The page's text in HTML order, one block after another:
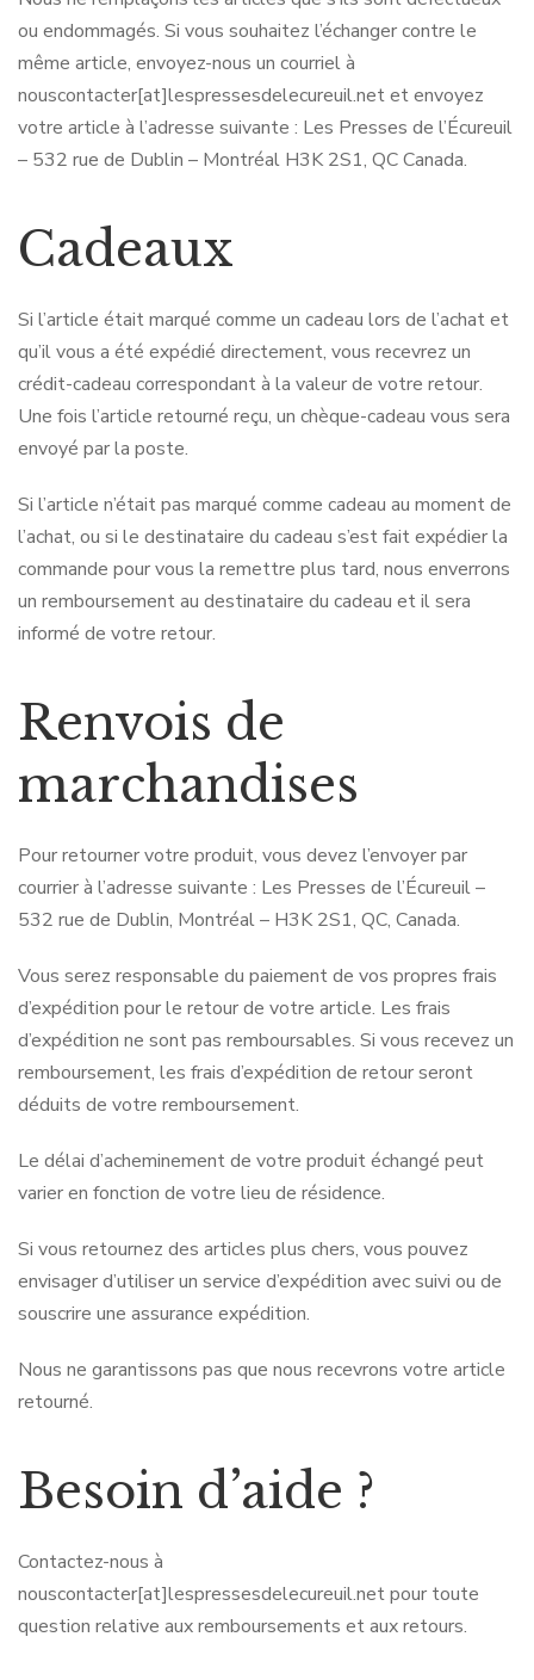
ou endommagés. Si vous souhaitez l’échanger contre le
même article, envoyez-nous un courriel à
nouscontacter[at]lespressesdelecureuil.net et envoyez
votre article à l’adresse suivante : Les Presses de l’Écureuil
– 532 rue de Dublin – Montréal H3K 2S1, QC Canada.
Cadeaux
Si l’article était marqué comme un cadeau lors de l’achat et
qu’il vous a été expédié directement, vous recevrez un
crédit-cadeau correspondant à la valeur de votre retour.
Une fois l’article retourné reçu, un chèque-cadeau vous sera
envoyé par la poste.
Si l’article n’était pas marqué comme cadeau au moment de
l’achat, ou si le destinataire du cadeau s’est fait expédier la
commande pour vous la remettre plus tard, nous enverrons
un remboursement au destinataire du cadeau et il sera
informé de votre retour.
Renvois de
marchandises
Pour retourner votre produit, vous devez l’envoyer par
courrier à l’adresse suivante : Les Presses de l’Écureuil –
532 rue de Dublin, Montréal – H3K 2S1, QC, Canada.
Vous serez responsable du paiement de vos propres frais
d’expédition pour le retour de votre article. Les frais
d’expédition ne sont pas remboursables. Si vous recevez un
remboursement, les frais d’expédition de retour seront
déduits de votre remboursement.
Le délai d’acheminement de votre produit échangé peut
varier en fonction de votre lieu de résidence.
Si vous retournez des articles plus chers, vous pouvez
envisager d’utiliser un service d’expédition avec suivi ou de
souscrire une assurance expédition.
Nous ne garantissons pas que nous recevrons votre article
retourné.
Besoin d’aide ?
Contactez-nous à
nouscontacter[at]lespressesdelecureuil.net pour toute
question relative aux remboursements et aux retours.